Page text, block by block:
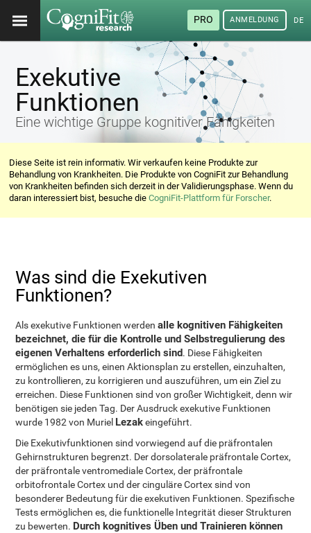
PRO ANMELDUNG
Exekutive
Funktionen
Eine wichtige Gruppe kognitiver Fähigkeiten
Diese Seite ist rein informativ. Wir verkaufen keine Produkte zur
Behandlung von Krankheiten. Die Produkte von CogniFit zur Behandlung
von Krankheiten befinden sich derzeit in der Validierungsphase. Wenn du
daran interessiert bist, besuche dieCogniFit-Plattform für Forscher.
Was sind die Exekutiven
Funktionen?
Als exekutive Funktionen werdenalle kognitiven Fähigkeiten
bezeichnet, die für die Kontrolle und Selbstregulierung des
eigenen Verhaltens erforderlich sind. Diese Fähigkeiten
ermöglichen es uns, einen Aktionsplan zu erstellen, einzuhalten,
zu kontrollieren, zu korrigieren und auszuführen, um ein Ziel zu
erreichen. Diese Funktionen sind von großer Wichtigkeit, denn wir
benötigen sie jeden Tag. Der Ausdruck exekutive Funktionen
wurde 1982 von Muriel Lezakeingeführt.
Die Exekutivfunktionen sind vorwiegend auf die präfrontalen
Gehirnstrukturen begrenzt. Der dorsolaterale präfrontale Cortex,
der präfrontale ventromediale Cortex, der präfrontale
orbitofrontale Cortex und der cinguläre Cortex sind von
besonderer Bedeutung für die exekutiven Funktionen. Spezifische
Tests ermöglichen es, die funktionelle Integrität dieser Strukturen
zu bewerten. Durch kognitives Üben und Trainieren können